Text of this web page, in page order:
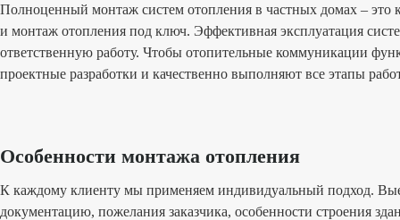
Дом 6 на 6
Дом 120 м2
Дом 80 м2
Дом 200 м2
Дом 50 м2
Коды ошибок
Полноценный монтаж систем отопления в частных домах – это
и монтаж отопления под ключ. Эффективная эксплуатация
ответственную работу. Чтобы отопительные коммуникации
проектные разработки и качественно выполняют все этапы
Особенности монтажа отопления
К каждому клиенту мы применяем индивидуальный подход.
документацию, пожелания заказчика, особенности строения